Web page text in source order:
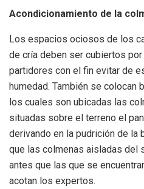
Acondicionamiento de la
Los espacios ociosos de los
de cría deben ser cubiertos
partidores con el fin evitar de
humedad. También se
los cuales son ubicadas las
situadas sobre el terreno el
derivando en la pudrición de la
que las colmenas aisladas del
antes que las que se
acotan los expertos.